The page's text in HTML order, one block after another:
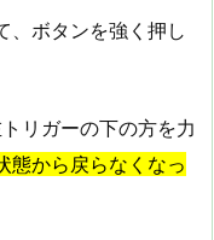
、ボタンを強く押し
リガーの下の方を力
態から戻らなくなっ